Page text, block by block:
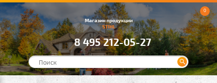
Магазин продукции
STIHL
8 495 212-05-27
0